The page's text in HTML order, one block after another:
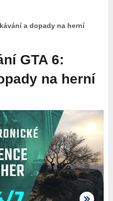
a dopady na herní
GTA 6:
na herní